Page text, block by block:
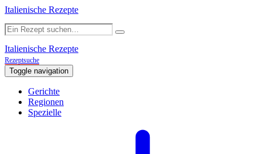
Italienische Rezepte
Italienische Rezepte
Rezeptsuche
Toggle navigation
Gerichte
Regionen
Spezielle